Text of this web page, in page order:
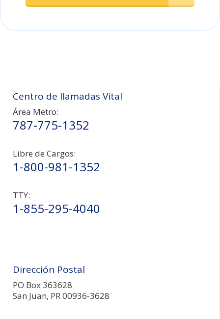
Centro de llamadas Vital
Área Metro:
787-775-1352
Libre de Cargos:
1-800-981-1352
TTY:
1-855-295-4040
Dirección Postal
PO Box 363628
San Juan, PR 00936-3628